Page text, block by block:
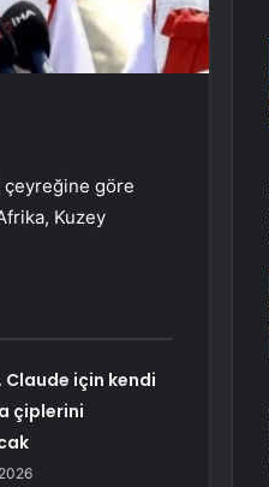
çeyreğine göre
Kuzey
için kendi
çiplerini